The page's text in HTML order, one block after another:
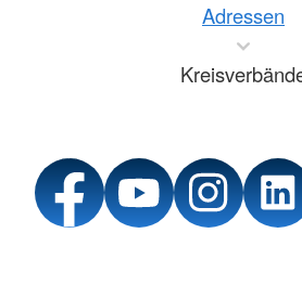
Adressen